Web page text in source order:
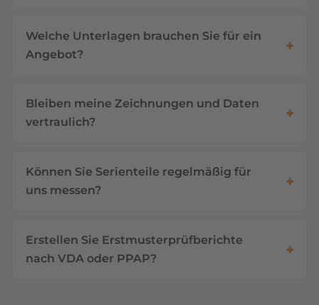
Welche Unterlagen brauchen Sie für ein
Angebot?
Bleiben meine Zeichnungen und Daten
vertraulich?
Können Sie Serienteile regelmäßig für
uns messen?
Erstellen Sie Erstmusterprüfberichte
nach VDA oder PPAP?